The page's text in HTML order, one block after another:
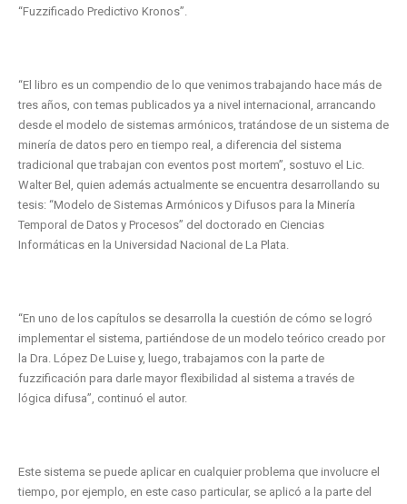
“Fuzzificado Predictivo Kronos”.
“El libro es un compendio de lo que venimos trabajando hace más de
tres años, con temas publicados ya a nivel internacional, arrancando
desde el modelo de sistemas armónicos, tratándose de un sistema de
minería de datos pero en tiempo real, a diferencia del sistema
tradicional que trabajan con eventos post mortem”, sostuvo el Lic.
Walter Bel, quien además actualmente se encuentra desarrollando su
tesis: “Modelo de Sistemas Armónicos y Difusos para la Minería
Temporal de Datos y Procesos” del doctorado en Ciencias
Informáticas en la Universidad Nacional de La Plata.
“En uno de los capítulos se desarrolla la cuestión de cómo se logró
implementar el sistema, partiéndose de un modelo teórico creado por
la Dra. López De Luise y, luego, trabajamos con la parte de
fuzzificación para darle mayor flexibilidad al sistema a través de
lógica difusa”, continuó el autor.
Este sistema se puede aplicar en cualquier problema que involucre el
tiempo, por ejemplo, en este caso particular, se aplicó a la parte del